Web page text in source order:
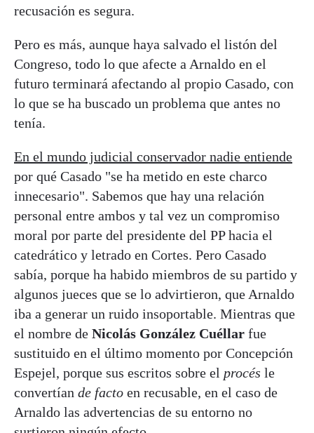
recusación es segura.
Pero es más, aunque haya salvado el listón del
Congreso, todo lo que afecte a Arnaldo en el
futuro terminará afectando al propio Casado, con
lo que se ha buscado un problema que antes no
tenía.
En el mundo judicial conservador nadie entiende
por qué Casado "se ha metido en este charco
innecesario". Sabemos que hay una relación
personal entre ambos y tal vez un compromiso
moral por parte del presidente del PP hacia el
catedrático y letrado en Cortes. Pero Casado
sabía, porque ha habido miembros de su partido y
algunos jueces que se lo advirtieron, que Arnaldo
iba a generar un ruido insoportable. Mientras que
el nombre de Nicolás González Cuéllar fue
sustituido en el último momento por Concepción
Espejel, porque sus escritos sobre el procés le
convertían de facto en recusable, en el caso de
Arnaldo las advertencias de su entorno no